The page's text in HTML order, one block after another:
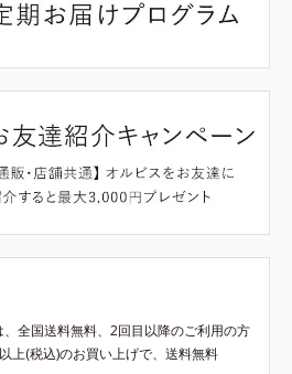
、全国送料無料、2回目以降のご利用の方
上(税込)のお買い上げで、送料無料